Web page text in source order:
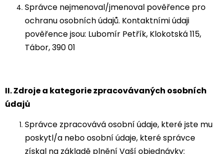
Správce nejmenoval/jmenoval pověřence pro
ochranu osobních údajů. Kontaktními údaji
pověřence jsou: Lubomír Petřík, Klokotská 115,
Tábor, 390 01
II.Zdroje a kategorie zpracovávaných osobních
údajů
Správce zpracovává osobní údaje, které jste mu
poskytl/a nebo osobní údaje, které správce
získal na základě plnění Vaší objednávky: